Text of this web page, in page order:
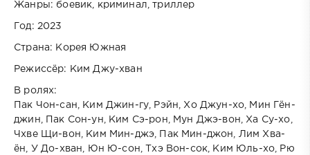
Жанры: боевик, криминал, триллер
Год: 2023
Страна: Корея Южная
Режиссёр: Ким Джу-хван
В ролях:
Пак Чон-сан, Ким Джин-гу, Рэйн, Хо Джун-хо, Мин Гён-
джин, Пак Сон-ун, Ким Сэ-рон, Мун Джэ-вон, Ха Су-хо,
Чхве Щи-вон, Ким Мин-джэ, Пак Мин-джон, Лим Хва-
ён, У До-хван, Юн Ю-сон, Тхэ Вон-сок, Ким Юль-хо, Рю